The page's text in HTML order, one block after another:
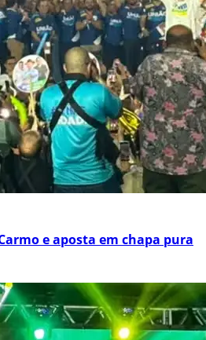
e aposta em chapa pura